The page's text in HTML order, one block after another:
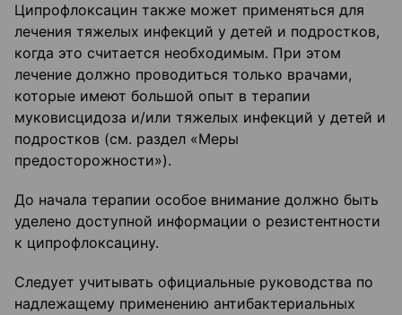
Ципрофлоксацин также может применяться для
лечения тяжелых инфекций у детей и подростков,
когда это считается необходимым. При этом
лечение должно проводиться только врачами,
которые имеют большой опыт в терапии
муковисцидоза и/или тяжелых инфекций у детей и
подростков (см. раздел «Меры
предосторожности»).
До начала терапии особое внимание должно быть
уделено доступной информации о резистентности
к ципрофлоксацину.
Следует учитывать официальные руководства по
надлежащему применению антибактериальных